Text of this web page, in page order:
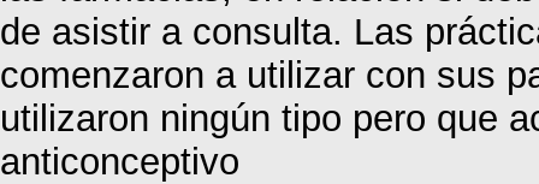
de asistir a consulta. Las
comenzaron a utilizar con sus
utilizaron ningún tipo pero que
anticonceptivo